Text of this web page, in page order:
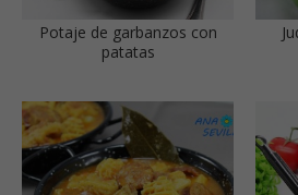
Potaje de garbanzos con
patatas